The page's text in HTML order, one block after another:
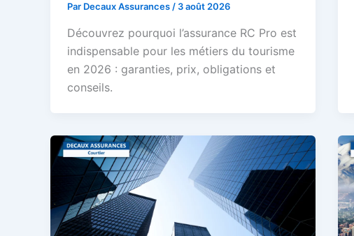
Par Decaux Assurances/ 3 août 2026
Découvrez pourquoi l’assurance RC Pro est
indispensable pour les métiers du tourisme
en 2026 : garanties, prix, obligations et
conseils.